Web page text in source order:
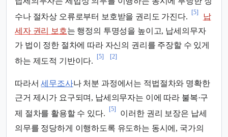
수나 절차상 오류로부터 보호받을 권리도 가진다.
[5]
납
세자 권리 보호는 행정의 투명성을 높이고, 납세의무자
가 법이 정한 절차에 따라 자신의 권리를 주장할 수 있게
하는 제도적 기반이다.
[5] [2]
따라서세무조사나 처분 과정에서는 적법절차와 명확한
근거 제시가 요구되며, 납세의무자는 이에 따라 불복·구
제 절차를 활용할 수 있다.
[5]
이러한 권리 보장은 납세
의무를 정당하게 이행하도록 유도하는 동시에, 국가의